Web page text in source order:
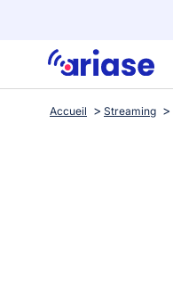
Accueil Streaming